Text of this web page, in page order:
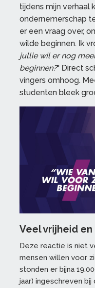
tijdens mijn verhaal
ondernemerschap
er een vraag over,
wilde beginnen. Ik
jullie wil er nog
beginnen?" Direct
vingers omhoog.
studenten bleek
Veel vrijheid
Deze reactie is niet
mensen willen voor
stonden er bijna
jaar) ingeschreven bij